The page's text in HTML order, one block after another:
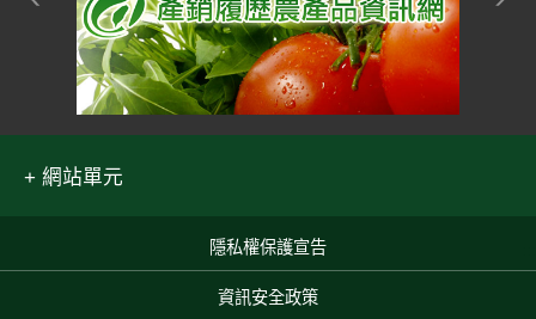
網站單元
隱私權保護宣告
資訊安全政策